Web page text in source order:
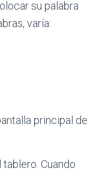
su palabra
varía:
principal de
Cuando